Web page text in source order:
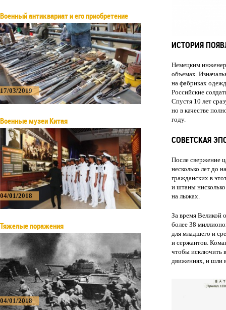
Военный антиквариат и его приобретение
17/03/2019
Военные музеи Китая
04/01/2018
Тяжелые поражения
04/01/2018
ИСТОРИЯ
Немецким
объемах.
на фабриках
Российские
Спустя 10 лет
но в качестве
году.
СОВЕТСКАЯ
После свержение
несколько лет до
гражданских в
и штаны
на лыжах.
За время Великой
более 38
для младшего и
и сержантов.
чтобы исключить
движениях, и шли